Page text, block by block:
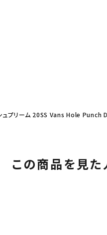
プリーム 20SS Vans Hole Punch
この商品を見